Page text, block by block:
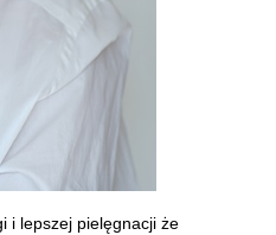
i lepszej pielęgnacji że